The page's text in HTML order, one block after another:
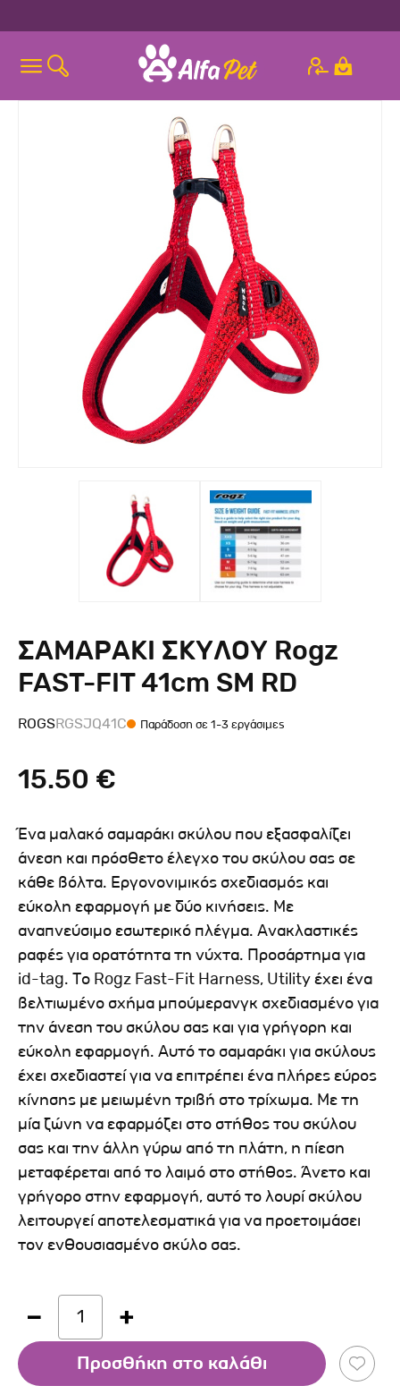
ΣΑΜΑΡΑΚΙ ΣΚΥΛΟΥ Rogz
FAST-FIT 41cm SM RD
ROGSRGSJQ41C Παράδοση σε 1-3 εργάσιμες
15.50 €
Ένα μαλακό σαμαράκι σκύλου που εξασφαλίζει
άνεση και πρόσθετο έλεγχο του σκύλου σας σε
κάθε βόλτα. Εργονονιμικός σχεδιασμός και
εύκολη εφαρμογή με δύο κινήσεις. Με
αναπνεύσιμο εσωτερικό πλέγμα. Ανακλαστικές
ραφές για ορατότητα τη νύχτα. Προσάρτημα για
id-tag. Το Rogz Fast-Fit Harness, Utility έχει ένα
βελτιωμένο σχήμα μπούμερανγκ σχεδιασμένο για
την άνεση του σκύλου σας και για γρήγορη και
εύκολη εφαρμογή. Αυτό το σαμαράκι για σκύλους
έχει σχεδιαστεί για να επιτρέπει ένα πλήρες εύρος
κίνησης με μειωμένη τριβή στο τρίχωμα. Με τη
μία ζώνη να εφαρμόζει στο στήθος του σκύλου
σας και την άλλη γύρω από τη πλάτη, η πίεση
μεταφέρεται από το λαιμό στο στήθος. Άνετο και
γρήγορο στην εφαρμογή, αυτό το λουρί σκύλου
λειτουργεί αποτελεσματικά για να προετοιμάσει
τον ενθουσιασμένο σκύλο σας.
1
Προσθήκη στο καλάθι